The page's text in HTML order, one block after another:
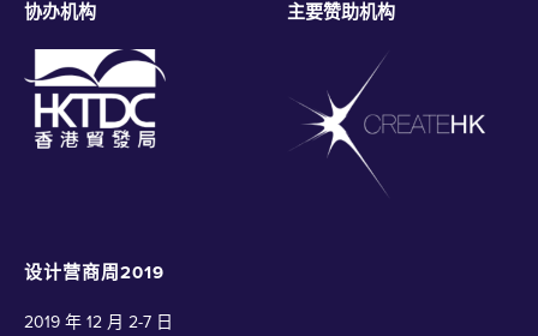
协办机构 主要赞助机构
设计营商周2019
2019 年 12 月 2-7 日